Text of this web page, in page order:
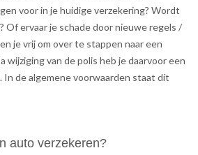
voor in je huidige verzekering? Wordt
Of ervaar je schade door nieuwe regels /
je vrij om over te stappen naar een
wijziging van de polis heb je daarvoor een
In de algemene voorwaarden staat dit
auto verzekeren?